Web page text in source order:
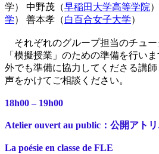
学） 中野茂（早稲田大学高等学院
学） 善本孝（白百合女子大学）
それぞれのグループ担当のチュ
「模擬授業」のための準備を行い
外でも準備に協力してくださる講
声をかけてご相談ください。
18h00 – 19h00
Atelier ouvert au public：公開アト
La poésie en classe de FLE